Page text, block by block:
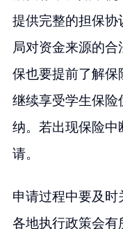
提供完整的担保协
局对资金来源的
保也要提前了解保
继续享受学生保险
纳。若出现保险中
请。
申请过程中要及时
各地执行政策会有